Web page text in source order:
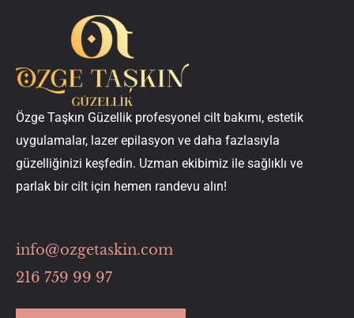
Özge Taşkın Güzellik profesyonel cilt bakımı, estetik
uygulamalar, lazer epilasyon ve daha fazlasıyla
güzelliğinizi keşfedin. Uzman ekibimiz ile sağlıklı ve
parlak bir cilt için hemen randevu alın!
info@ozgetaskin.com
216 759 99 97